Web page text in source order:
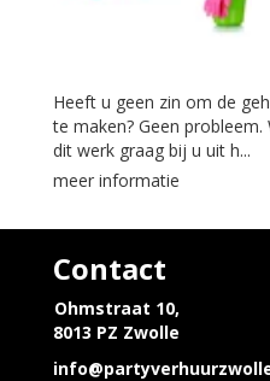
Heeft u geen zin om de
te maken? Geen
dit werk graag bij u uit h...
meer informatie
Contact
Ohmstraat 10,
8013 PZ Zwolle